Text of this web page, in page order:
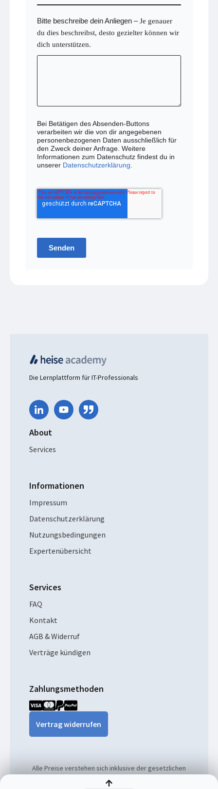
Bitte beschreibe dein Anliegen – Je genauer
du dies beschreibst, desto gezielter können wir
dich unterstützen.
Bei Betätigen des Absenden-Buttons
verarbeiten wir die von dir angegebenen
personenbezogenen Daten ausschließlich für
den Zweck deiner Anfrage. Weitere
Informationen zum Datenschutz findest du in
unserer Datenschutzerklärung
Senden
Die Lernplattform für IT-Professionals
About
Services
Informationen
Impressum
Datenschutzerklärung
Nutzungsbedingungen
Expertenübersicht
Services
FAQ
Kontakt
AGB & Widerruf
Verträge kündigen
Zahlungsmethoden
Vertrag widerrufen
Alle Preise verstehen sich inklusive der gesetzlichen
MwSt. und ggf. zzgl. Versandkosten.